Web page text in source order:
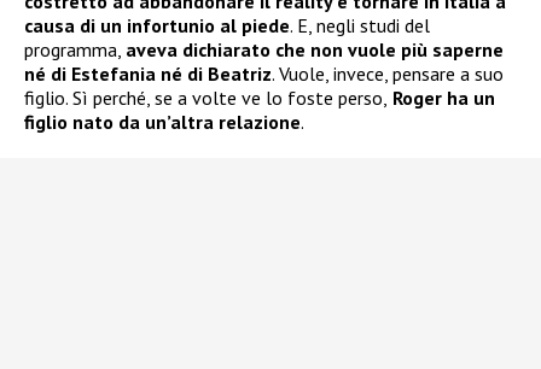
causa di un infortunio al piede. E, negli studi del
programma, aveva dichiarato che non vuole più saperne
né di Estefania né di Beatriz. Vuole, invece, pensare a suo
figlio. Sì perché, se a volte ve lo foste perso, Roger ha un
figlio nato da un’altra relazione.